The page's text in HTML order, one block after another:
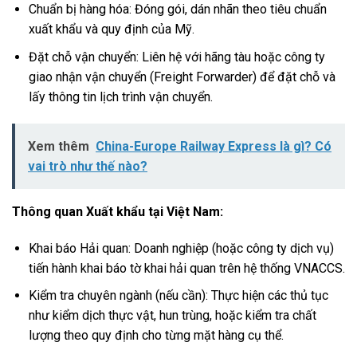
Chuẩn bị hàng hóa: Đóng gói, dán nhãn theo tiêu chuẩn
xuất khẩu và quy định của Mỹ.
Đặt chỗ vận chuyển: Liên hệ với hãng tàu hoặc công ty
giao nhận vận chuyển (Freight Forwarder) để đặt chỗ và
lấy thông tin lịch trình vận chuyển.
Xem thêm China-Europe Railway Express là gì? Có
vai trò như thế nào?
Thông quan Xuất khẩu tại Việt Nam:
Khai báo Hải quan: Doanh nghiệp (hoặc công ty dịch vụ)
tiến hành khai báo tờ khai hải quan trên hệ thống VNACCS.
Kiểm tra chuyên ngành (nếu cần): Thực hiện các thủ tục
như kiểm dịch thực vật, hun trùng, hoặc kiểm tra chất
lượng theo quy định cho từng mặt hàng cụ thể.